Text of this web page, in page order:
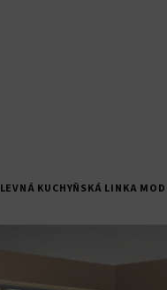
LEVNÁ KUCHYŇSKÁ LINKA